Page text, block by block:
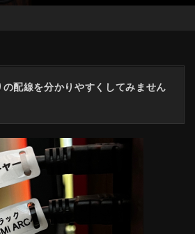
配線を分かりやすくしてみません